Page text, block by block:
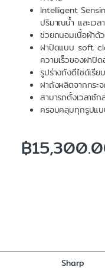
Intelligent
ปริมาณน้ำ และเวล
ช่วยถนอมเนื้อผ้า
ฝาปิดแบบ soft
ความเร็วของฝาปิ
รูปร่างถังดีไซด์เรี
ฝาถังผลิตจากกระ
สามารถตั้งเวลาซั
ครอบคลุมทุกรูปแ
฿
Sharp